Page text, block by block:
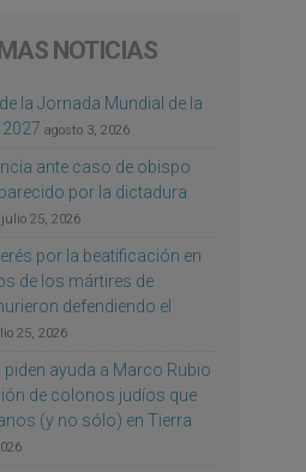
NOTICIAS
la Jornada Mundial de la
agosto 3, 2026
ante caso de obispo
por la dictadura
julio 25, 2026
por la beatificación en
de los mártires de
defendiendo el
25, 2026
ayuda a Marco Rubio
de colonos judíos que
(y no sólo) en Tierra